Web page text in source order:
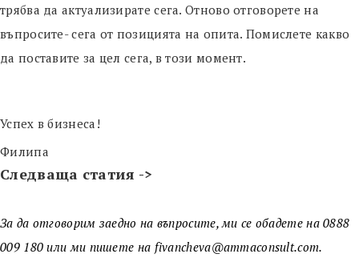
трябва да актуализирате сега. Отново отговорете на
въпросите- сега от позицията на опита. Помислете какво
да поставите за цел сега, в този момент.
Успех в бизнеса!
Филипа
Следваща статия ->
За да отговорим заедно на въпросите, ми се обадете на 0888
009 180 или ми пишете на fivancheva@ammaconsult.com.